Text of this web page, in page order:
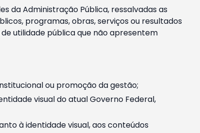
da Administração Pública, ressalvadas as
programas, obras, serviços ou resultados
utilidade pública que não apresentem
ou promoção da gestão;
visual do atual Governo Federal,
à identidade visual, aos conteúdos